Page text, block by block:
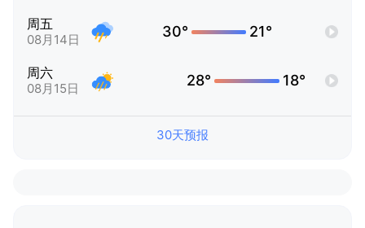
周五
08月14日 30° 21°
周六
08月15日 28° 18°
30天预报